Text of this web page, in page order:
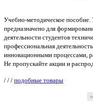
Учебно-методическое
предназначено для
деятельности студентов
профессиональная
инновационными процессами,
Не пропускайте акции и
/ / / подобные товары